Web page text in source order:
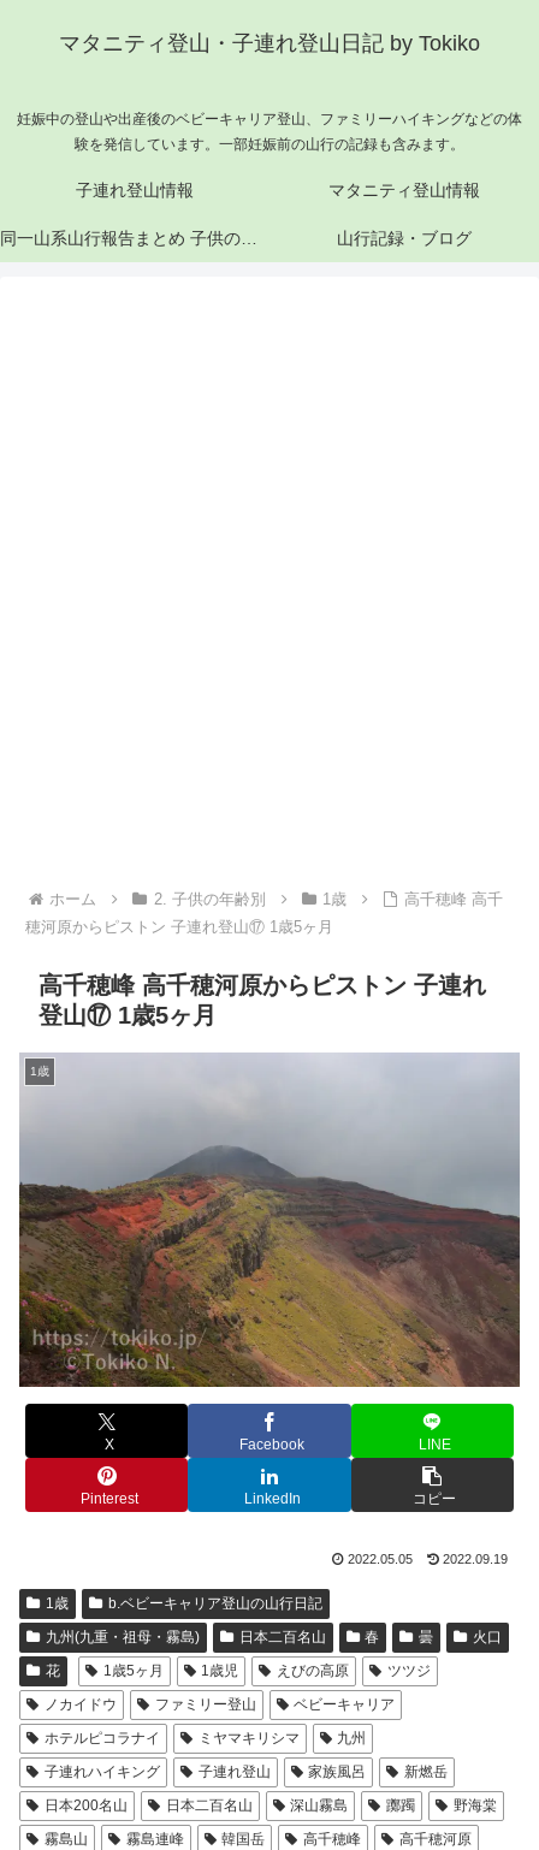
マタニティ登山・子連れ登山日記 by Tokiko
妊娠中の登山や出産後のベビーキャリア登山、ファミリーハイキングなどの体
験を発信しています。一部妊娠前の山行の記録も含みます。
子連れ登山情報 マタニティ登山情報
同一山系山行報告まとめ 子供の成長と山行記録 山行記録・ブログ
ホーム 2. 子供の年齢別 1歳
高千穂峰 高千
穂河原からピストン 子連れ登山⑰ 1歳5ヶ月
高千穂峰 高千穂河原からピストン 子連れ
登山⑰ 1歳5ヶ月
1歳
X Facebook LINE
Pinterest LinkedIn コピー
2022.05.05 2022.09.19
1歳
b.ベビーキャリア登山の山行日記
九州(九重・祖母・霧島)
日本二百名山 春 曇
火口
花
1歳5ヶ月 1歳児 えびの高原
ツツジ
ノカイドウ
ファミリー登山
ベビーキャリア
ホテルピコラナイ
ミヤマキリシマ
九州
子連れハイキング
子連れ登山 家族風呂
新燃岳
日本200名山
日本二百名山 深山霧島 躑躅
野海棠
霧島山
霧島連峰 韓国岳 高千穂峰 高千穂河原